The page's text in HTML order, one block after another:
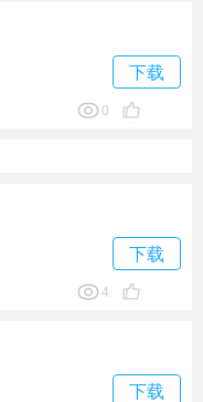
下载
0
下载
4
下载